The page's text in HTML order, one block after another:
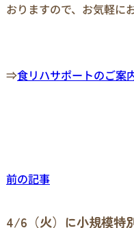
おりますので、お気軽に
⇒食リハサポートのご案
前の記事
4/6（火）に小規模特